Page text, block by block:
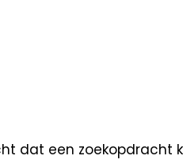
dat een zoekopdracht